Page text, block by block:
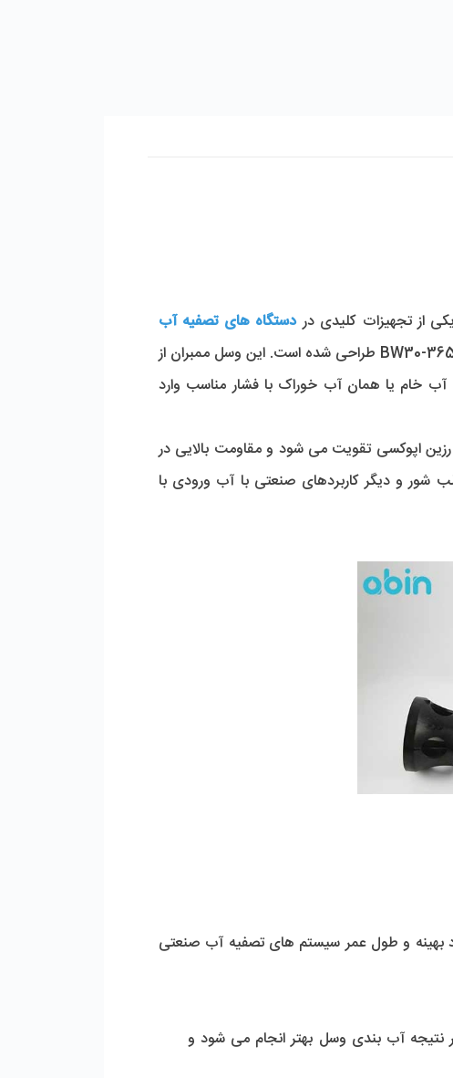
یکی از تجهیزات کلیدی در
است که برای نصب پنج عدد ممبران سایز 8 اینچ از جمله فیلتر ممبران 8 اینچ برند Filmtec مدل BW30-365 طراحی شده است. این وسل ممبران از
جنس بدنه این پرشروسل از یک ماده کامپوزیتی پیشرفته به نام اف ار پی (FRP) است که با فایبرگلاس و رزین اپوکسی تقویت می شود و مقاومت بالایی در